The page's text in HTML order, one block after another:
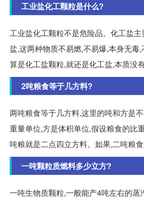
工业盐化工颗粒是什么?
工业盐化工颗粒不是危险品。化工盐
盐,这两种物质不易燃,不易爆,本身无毒
算是化工盐颗粒,就还是化工盐,本质没有
2吨粮食等于几方料?
两吨粮食等于几方料,这里的吨和方是
重量单位,方是体积单位,假设粮食的比
吨粮就是二点四立方料。如果,二吨粮食
一吨颗粒质燃料多少立方?
一吨生物质颗粒,一般能产4吨左右的蒸